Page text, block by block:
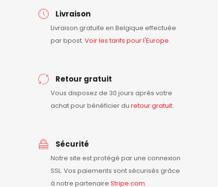
Livraison
Livraison gratuite en Belgique effectuée
par bpost. Voir les tarifs pour l'Europe.
Retour gratuit
Vous disposez de 30 jours après votre
achat pour bénéficier du retourgratuit.
Sécurité
Notre site est protégé par une connexion
SSL. Vos paiements sont sécurisés grâce
à notre partenaire Stripe.com.